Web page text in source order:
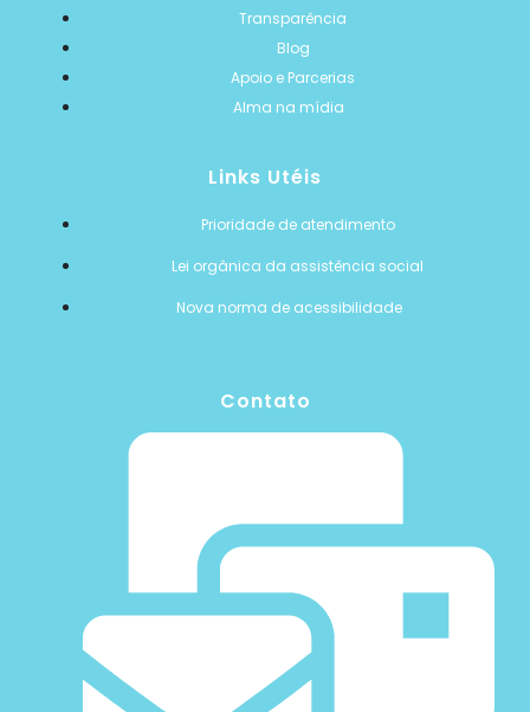
Transparência
Blog
Apoio e Parcerias
Alma na mídia
Links Utéis
Prioridade de atendimento
Lei orgânica da assistência social
Nova norma de acessibilidade
Contato